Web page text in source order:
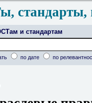
стандарты,
и стандартам
по дате по